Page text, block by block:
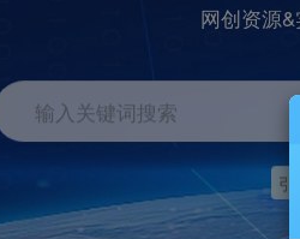
网创资源
输入关键词搜索
引流